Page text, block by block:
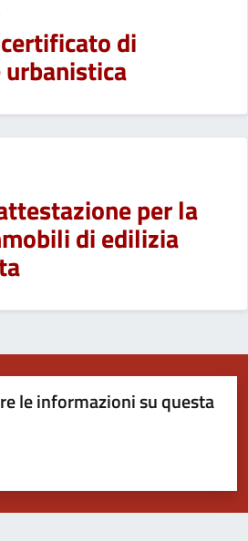
di
per la
di edilizia
le informazioni su questa
stelle su 5
su 5
5